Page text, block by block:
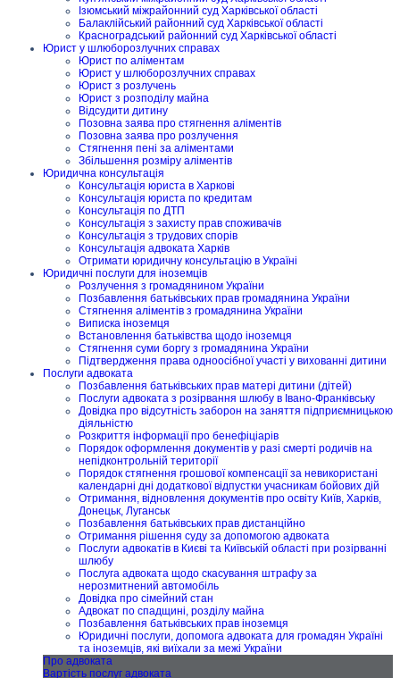
Ізюмський міжрайонний суд Харківської області
Балаклійський районний суд Харківської області
Красноградський районний суд Харківської області
Юрист у шлюборозлучних справах
Юрист по аліментам
Юрист у шлюборозлучних справах
Юрист з розлучень
Юрист з розподілу майна
Відсудити дитину
Позовна заява про стягнення аліментів
Позовна заява про розлучення
Стягнення пені за аліментами
Збільшення розміру аліментів
Юридична консультація
Консультація юриста в Харкові
Консультація юриста по кредитам
Консультація по ДТП
Консультація з захисту прав споживачів
Консультація з трудових спорів
Консультація адвоката Харків
Отримати юридичну консультацію в Україні
Юридичні послуги для іноземців
Розлучення з громадянином України
Позбавлення батьківських прав громадянина України
Стягнення аліментів з громадянина України
Виписка іноземця
Встановлення батьківства щодо іноземця
Стягнення суми боргу з громадянина України
Підтвердження права одноосібної участі у вихованні дитини
Послуги адвоката
Позбавлення батьківських прав матері дитини (дітей)
Послуги адвоката з розірвання шлюбу в Івано-Франківську
Довідка про відсутність заборон на заняття підприємницькою
діяльністю
Розкриття інформації про бенефіціарів
Порядок оформлення документів у разі смерті родичів на
непідконтрольній території
Порядок стягнення грошової компенсації за невикористані
календарні дні додаткової відпустки учасникам бойових дій
Отримання, відновлення документів про освіту Київ, Харків,
Донецьк, Луганськ
Позбавлення батьківських прав дистанційно
Отримання рішення суду за допомогою адвоката
Послуги адвокатів в Києві та Київській області при розірванні
шлюбу
Послуга адвоката щодо скасування штрафу за
нерозмитнений автомобіль
Довідка про сімейний стан
Адвокат по спадщині, розділу майна
Позбавлення батьківських прав іноземця
Юридичні послуги, допомога адвоката для громадян Україні
та іноземців, які виїхали за межі України
Про адвоката
Вартість послуг адвоката